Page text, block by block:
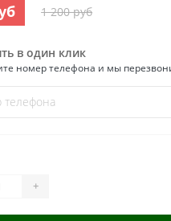
1 200 руб
в один клик
номер телефона и мы
+